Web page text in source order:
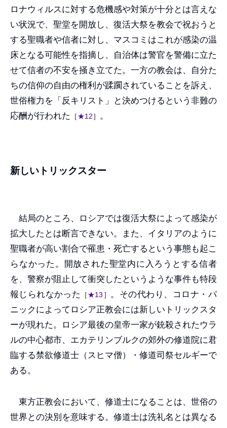
ロナウィルスに対する危機感や対策が十分とは言えな
い状況で、聖堂を開放し、復活大祭を教会で祝おうと
する聖職者や信者に対し、マスコミはこれが感染の温
床となる可能性を指摘し、自治体は警官を警備に立た
せて信者の不安を掻き立てた。一方の教会は、自分た
ちの信仰の自由の権利が蹂躙されていることを訴え、
世俗権力を「反キリスト」と決めつけるという非難の
応酬が行われた
［ ★12 ］ 。
新しいトリックスター
結局のところ、ロシアでは復活大祭によって感染が
拡大したとは断言できない。また、イタリアのように
聖職者が高い割合で罹患・死亡するという事態も起こ
らなかった。開放された聖堂内に入ろうとする信者
を、警察が阻止して衝突したというような事件も特段
報じられなかった
［ ★13 ］ 。その代わり、コロナ・パ
ニックによってロシア正教会には新しいトリックスタ
ーが現れた。ロシア最後の皇帝一家が銃殺されたウラ
ルの中心都市、エカテリンブルクの郊外の修道院に君
臨する禁欲修道士（スヒマ僧）・修道司祭セルギーで
ある。
東方正教会において、修道士になることは、世俗の
世界との決別を意味する。修道士は洗礼名とは異なる